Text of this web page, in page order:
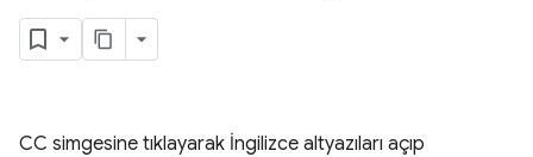
CC simgesine tıklayarak İngilizce altyazıları açıp